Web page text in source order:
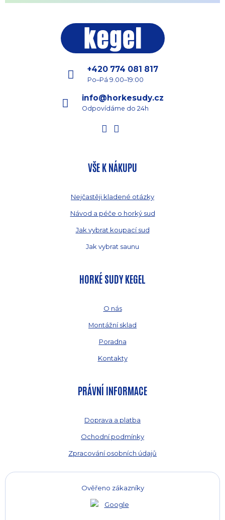
+420 774 081 817
Po–Pá 9.00–19:00
info@horkesudy.cz
Odpovídáme do 24h
VŠE K NÁKUPU
Nejčastěji kladené otázky
Návod a péče o horký sud
Jak vybrat koupací sud
Jak vybrat saunu
HORKÉ SUDY KEGEL
O nás
Montážní sklad
Poradna
Kontakty
PRÁVNÍ INFORMACE
Doprava a platba
Ochodní podmínky
Zpracování osobních údajů
Ověřeno zákazníky